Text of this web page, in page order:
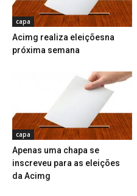
capa
Acimg realiza eleiçõesna
próxima semana
capa
Apenas uma chapa se
inscreveu para as eleições
da Acimg